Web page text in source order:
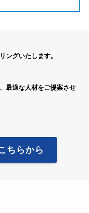
ングいたします。
最適な人材をご提案させ
ちらから